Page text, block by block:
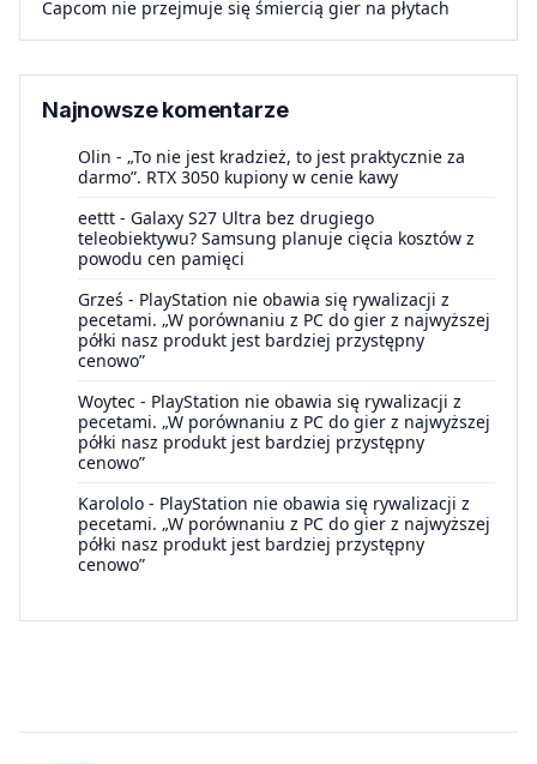
Capcom nie przejmuje się śmiercią gier na płytach
Najnowsze komentarze
Olin - „To nie jest kradzież, to jest praktycznie za
darmo”. RTX 3050 kupiony w cenie kawy
eettt - Galaxy S27 Ultra bez drugiego
teleobiektywu? Samsung planuje cięcia kosztów z
powodu cen pamięci
Grześ - PlayStation nie obawia się rywalizacji z
pecetami. „W porównaniu z PC do gier z najwyższej
półki nasz produkt jest bardziej przystępny
cenowo”
Woytec - PlayStation nie obawia się rywalizacji z
pecetami. „W porównaniu z PC do gier z najwyższej
półki nasz produkt jest bardziej przystępny
cenowo”
Karololo - PlayStation nie obawia się rywalizacji z
pecetami. „W porównaniu z PC do gier z najwyższej
półki nasz produkt jest bardziej przystępny
cenowo”